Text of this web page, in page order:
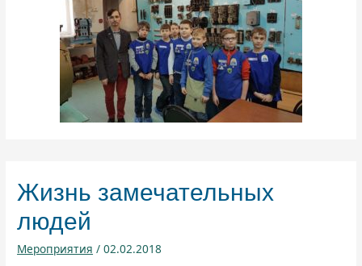
Жизнь замечательных
людей
Мероприятия /02.02.2018